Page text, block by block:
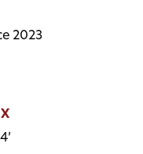
2023